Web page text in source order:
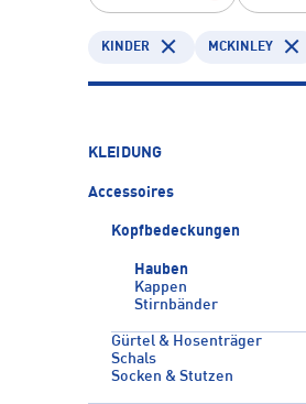
KINDER MCKINLEY
KLEIDUNG
Accessoires
Kopfbedeckungen
Hauben
Kappen
Stirnbänder
Gürtel & Hosenträger
Schals
Socken & Stutzen